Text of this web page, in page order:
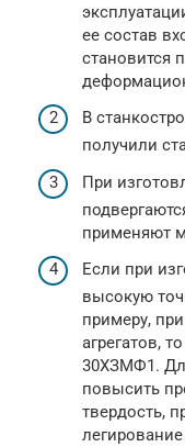
ее состав
становится
В
получили
При
применяют
Если при
высокую
примеру,
агрегатов,
30ХЗМФ1.
повысить
твердость,